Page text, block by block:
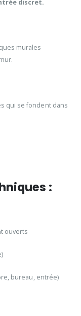
discret.
murales
qui se fondent dans
:
ouverts
bureau, entrée)